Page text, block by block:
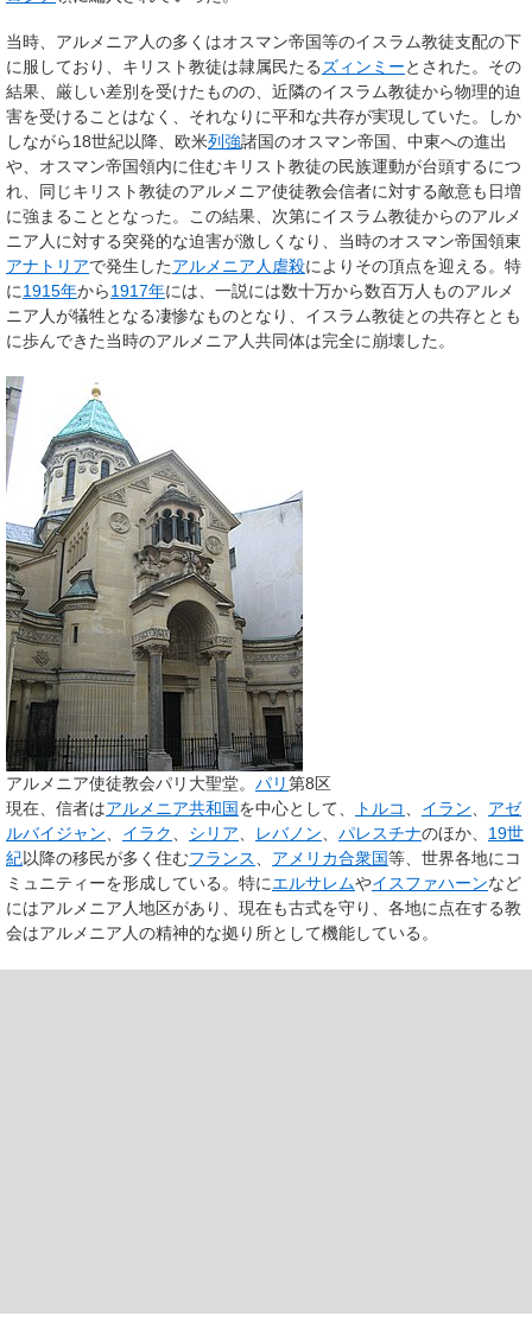
当時、アルメニア人の多くはオスマン帝国等のイスラム教徒支配の下
に服しており、キリスト教徒は隷属民たる ズィンミーとされた。その
結果、厳しい差別を受けたものの、近隣のイスラム教徒から物理的迫
害を受けることはなく、それなりに平和な共存が実現していた。しか
しながら18世紀以降、欧米列強諸国のオスマン帝国、中東への進出
や、オスマン帝国領内に住むキリスト教徒の民族運動が台頭するにつ
れ、同じキリスト教徒のアルメニア使徒教会信者に対する敵意も日増
に強まることとなった。この結果、次第にイスラム教徒からのアルメ
ニア人に対する突発的な迫害が激しくなり、当時のオスマン帝国領東
アナトリアで発生したアルメニア人虐殺によりその頂点を迎える。特
に1915年から1917年には、一説には数十万から数百万人ものアルメ
ニア人が犠牲となる凄惨なものとなり、イスラム教徒との共存ととも
に歩んできた当時のアルメニア人共同体は完全に崩壊した。
アルメニア使徒教会パリ大聖堂。 パリ第8区
現在、信者はアルメニア共和国を中心として、 トルコ イラン
アゼ
ルバイジャン
イラク シリア レバノン パレスチナのほか、 19世
紀以降の移民が多く住むフランス アメリカ合衆国等、世界各地にコ
ミュニティーを形成している。特にエルサレムやイスファハーンなど
にはアルメニア人地区があり、現在も古式を守り、各地に点在する教
会はアルメニア人の精神的な拠り所として機能している。